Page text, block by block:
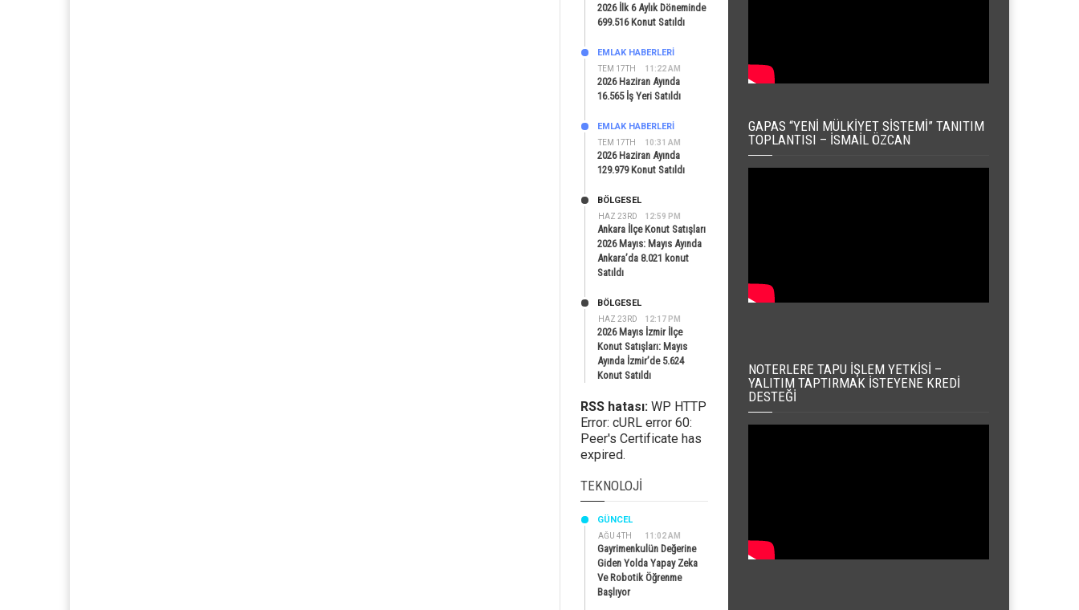
2026 İlk 6 Aylık Döneminde
699.516 Konut Satıldı
TEM 17TH 11:22 AM
EMLAK HABERLERI
2026 Haziran Ayında
16.565 İş Yeri Satıldı
TEM 17TH 10:31 AM
EMLAK HABERLERI
2026 Haziran Ayında
129.979 Konut Satıldı
HAZ 23RD 12:59 PM
BÖLGESEL
Ankara İlçe Konut Satışları
2026 Mayıs: Mayıs Ayında
Ankara’da 8.021 konut
Satıldı
HAZ 23RD 12:17 PM
BÖLGESEL
2026 Mayıs İzmir İlçe
Konut Satışları: Mayıs
Ayında İzmir’de 5.624
Konut Satıldı
RSS hatası: WP HTTP
Error: cURL error 60:
Peer's Certificate has
expired.
TEKNOLOJI
AĞU 4TH 11:02 AM
GÜNCEL
Gayrimenkulün Değerine
Giden Yolda Yapay Zeka
Ve Robotik Öğrenme
Başlıyor
GAPAS “YENI MÜLKIYET SISTEMI” TANITIM
TOPLANTISI – İSMAIL ÖZCAN
NOTERLERE TAPU İŞLEM YETKISI –
YALITIM TAPTIRMAK İSTEYENE KREDI
DESTEĞI